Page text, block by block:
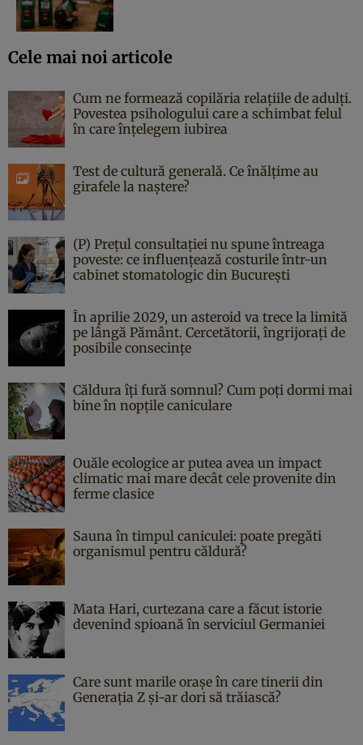
Cele mai noi articole
Cum ne formează copilăria relațiile de adulți.
Povestea psihologului care a schimbat felul
în care înțelegem iubirea
Test de cultură generală. Ce înălțime au
girafele la naștere?
(P) Prețul consultației nu spune întreaga
poveste: ce influențează costurile într-un
cabinet stomatologic din București
În aprilie 2029, un asteroid va trece la limită
pe lângă Pământ. Cercetătorii, îngrijorați de
posibile consecințe
Căldura îți fură somnul? Cum poți dormi mai
bine în nopțile caniculare
Ouăle ecologice ar putea avea un impact
climatic mai mare decât cele provenite din
ferme clasice
Sauna în timpul caniculei: poate pregăti
organismul pentru căldură?
Mata Hari, curtezana care a făcut istorie
devenind spioană în serviciul Germaniei
Care sunt marile orașe în care tinerii din
Generația Z și-ar dori să trăiască?